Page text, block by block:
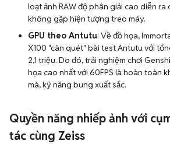
loạt ảnh RAW độ phân giải cao diễn
không gặp hiện tượng treo máy.
GPU theo Antutu: Về đồ họa,
X100 "càn quét" bài test Antutu với
2,1 triệu. Do đó, trải nghiệm chơi
họa cao nhất với 60FPS là hoàn toàn
mà, kỹ năng bung xuất sắc.
Quyền năng nhiếp ảnh với
tác cùng Zeiss